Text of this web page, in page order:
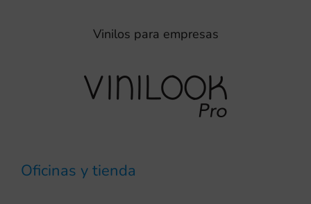
Vinilos para empresas
Oficinas y tienda